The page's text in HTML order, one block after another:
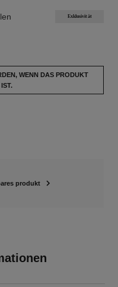
Exklusivität
WENN DAS PRODUKT
produkt